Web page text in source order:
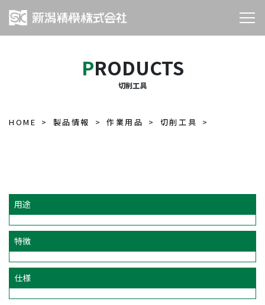
PRODUCTS
切削工具
HOME 製品情報 作業用品 切削工具
用途
特徴
仕様